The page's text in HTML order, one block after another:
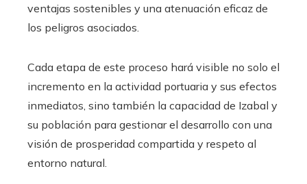
ventajas sostenibles y una atenuación eficaz de
los peligros asociados.
Cada etapa de este proceso hará visible no solo el
incremento en la actividad portuaria y sus efectos
inmediatos, sino también la capacidad de Izabal y
su población para gestionar el desarrollo con una
visión de prosperidad compartida y respeto al
entorno natural.